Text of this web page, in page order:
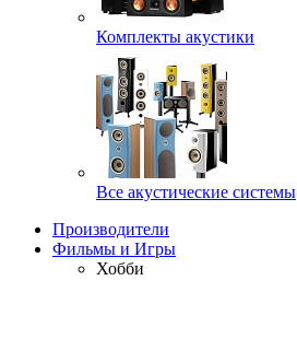
Комплекты акустики
Все акустические системы
Производители
Фильмы и Игры
Хобби